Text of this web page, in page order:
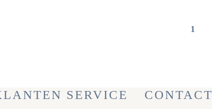
1
SERVICE CONTACT